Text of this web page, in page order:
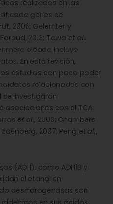
realizados en las
genes de
2006; Gelernter y
2013; Tawa et al.,
oleada incluyó
En esta revisión,
estudios con poco poder
relacionados con
investigaron
asociaciones con el TCA
et al. , 2000; Chambers
2007; Peng et al. ,
(ADH), como ADH1B y
el etanol en
deshidrogenasas son
en sus ácidos